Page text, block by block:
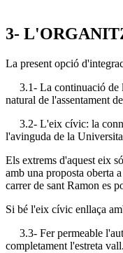
3-
La present opció
3.1- La continuació de
natural de l'assentament
3.2- L'eix cívic: la
l'avinguda de la
Els extrems d'aquest eix
amb una proposta oberta
carrer de sant Ramon es
Si bé l'eix cívic enllaça
3.3- Fer permeable
completament l'estreta